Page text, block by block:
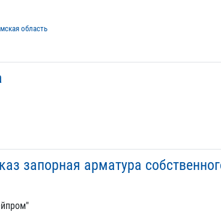
область
запорная арматура